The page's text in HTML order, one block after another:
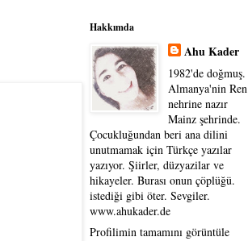
Hakkımda
Ahu Kader
1982'de doğmuş.
Almanya'nin Ren
nehrine nazır
Mainz şehrinde.
Çocukluğundan beri ana dilini
unutmamak için Türkçe yazılar
yazıyor. Şiirler, düzyazilar ve
hikayeler. Burası onun çöplüğü.
istediği gibi öter. Sevgiler.
www.ahukader.de
Profilimin tamamını görüntüle